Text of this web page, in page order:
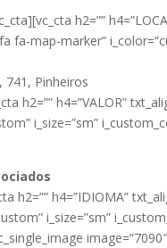
h2=””
fa-map-marker”
741, Pinheiros
h2=”” h4=”VALOR”
i_size=”sm”
h2=”” h4=”IDIOMA”
i_size=”sm”